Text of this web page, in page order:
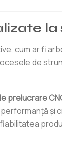
cum ar fi
de
prelucrare
și